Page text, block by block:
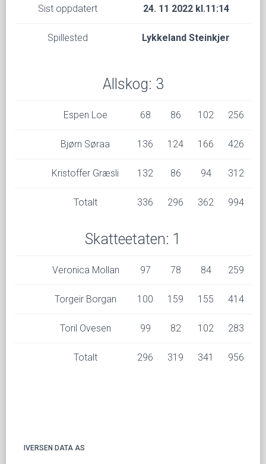
Sist oppdatert 24. 11 2022 kl.11:14
Spillested Lykkeland Steinkjer
Allskog: 3
Espen Loe 68 86 102 256
Bjørn Søraa 136 124 166 426
Kristoffer Græsli 132 86 94 312
Totalt 336 296 362 994
Skatteetaten: 1
Veronica Mollan 97 78 84 259
Torgeir Borgan 100 159 155 414
Toril Ovesen 99 82 102 283
Totalt 296 319 341 956
IVERSEN DATA AS